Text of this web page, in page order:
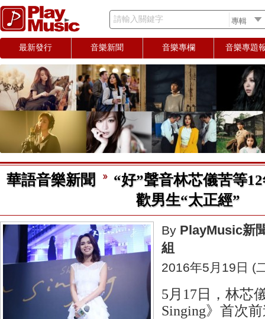
請輸入關鍵字
最新發行 音樂新聞 音樂專欄 音樂專題
華語音樂新聞
“好”聲音林芯儀苦等
歡男生“太正經”
By PlayMusic新
組
2016年5月19日 (
5月17日，林芯
Singing》首次